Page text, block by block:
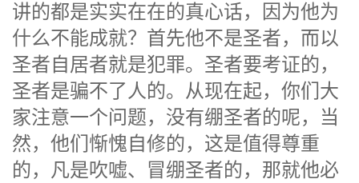
讲的都是实实在在的真心话，因为他为
什么不能成就？首先他不是圣者，而以
圣者自居者就是犯罪。圣者要考证的，
圣者是骗不了人的。从现在起，你们大
家注意一个问题，没有绷圣者的呢，当
然，他们惭愧自修的，这是值得尊重
的，凡是吹嘘、冒绷圣者的，那就他必